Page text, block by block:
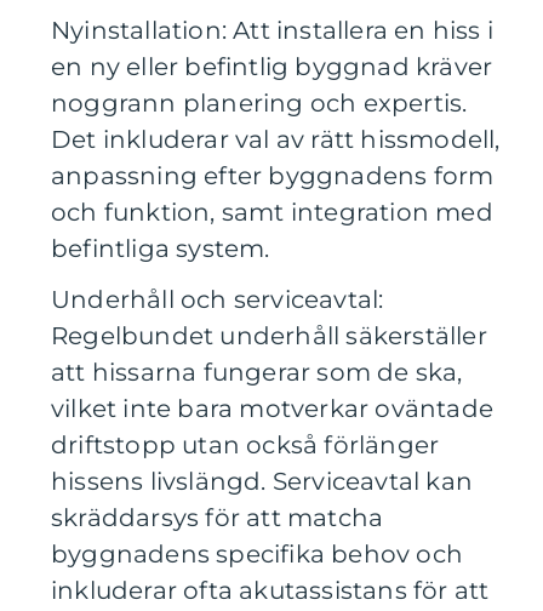
Nyinstallation: Att installera en hiss i
en ny eller befintlig byggnad kräver
noggrann planering och expertis.
Det inkluderar val av rätt hissmodell,
anpassning efter byggnadens form
och funktion, samt integration med
befintliga system.
Underhåll och serviceavtal:
Regelbundet underhåll säkerställer
att hissarna fungerar som de ska,
vilket inte bara motverkar oväntade
driftstopp utan också förlänger
hissens livslängd. Serviceavtal kan
skräddarsys för att matcha
byggnadens specifika behov och
inkluderar ofta akutassistans för att